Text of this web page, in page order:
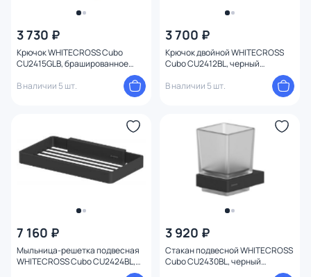
3 730 ₽
Крючок WHITECROSS Cubo
CU2415GLB, брашированное
В наличии 5 шт.
3 700 ₽
Крючок двойной WHITECROSS
Cubo CU2412BL, черный
В наличии 5 шт.
7 160 ₽
Мыльница-решетка подвесная
WHITECROSS Cubo CU2424BL,
3 920 ₽
Стакан подвесной WHITECROSS
Cubo CU2430BL, черный